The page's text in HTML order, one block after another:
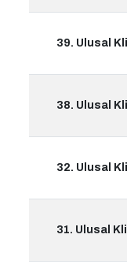
39. Ulusal
38. Ulusal
32. Ulusal
31. Ulusal